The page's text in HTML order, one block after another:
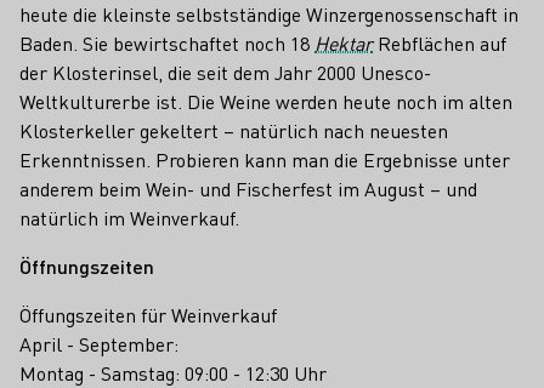
heute die kleinste selbstständige Winzergenossenschaft in
Baden. Sie bewirtschaftet noch 18 HektarRebflächen auf
der Klosterinsel, die seit dem Jahr 2000 Unesco-
Weltkulturerbe ist. Die Weine werden heute noch im alten
Klosterkeller gekeltert – natürlich nach neuesten
Erkenntnissen. Probieren kann man die Ergebnisse unter
anderem beim Wein- und Fischerfest im August – und
natürlich im Weinverkauf.
Öffnungszeiten
Öffungszeiten für Weinverkauf
April - September:
Montag - Samstag: 09:00 - 12:30 Uhr